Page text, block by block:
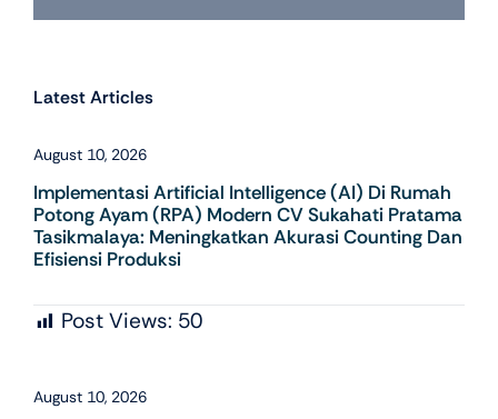
Latest Articles
August 10, 2026
Implementasi Artificial Intelligence (AI) Di Rumah
Potong Ayam (RPA) Modern CV Sukahati Pratama
Tasikmalaya: Meningkatkan Akurasi Counting Dan
Efisiensi Produksi
Post Views: 50
August 10, 2026